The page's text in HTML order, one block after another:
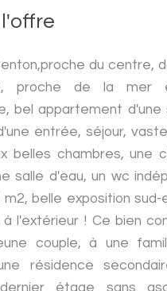
du centre,
proche de la mer
bel appartement d'une
entrée, séjour,
belles chambres, une
salle d'eau, un wc
belle exposition sud-
l'extérieur ! Ce bien
couple, à une
résidence
étage sans